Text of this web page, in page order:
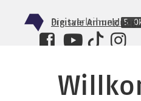
Preisverleihung 5.
Digitale Anmeldung